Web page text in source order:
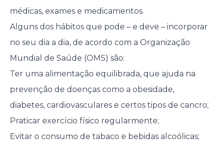
médicas, exames e medicamentos.
Alguns dos hábitos que pode – e deve – incorporar
no seu dia a dia, de acordo com a Organização
Mundial de Saúde (OMS) são:
Ter uma alimentação equilibrada, que ajuda na
prevenção de doenças como a obesidade,
diabetes, cardiovasculares e certos tipos de cancro;
Praticar exercício físico regularmente;
Evitar o consumo de tabaco e bebidas alcoólicas;